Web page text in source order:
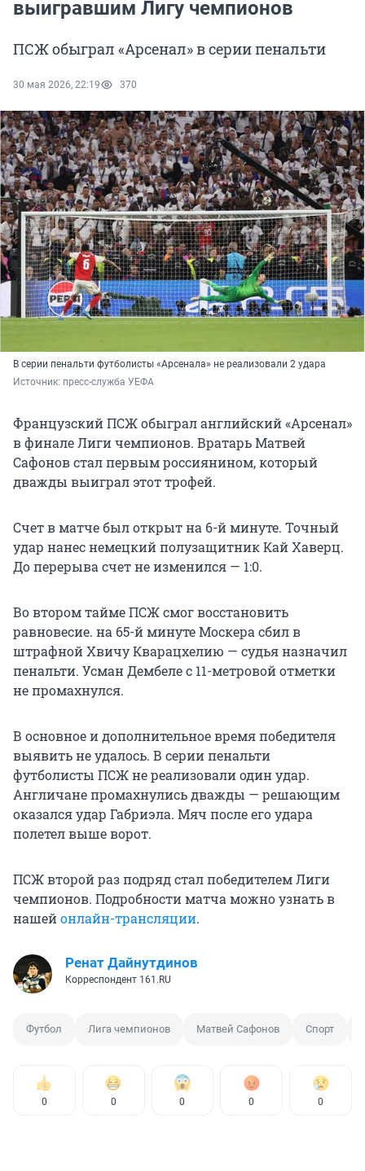
выигравшим Лигу чемпионов
ПСЖ обыграл «Арсенал» в серии пенальти
30 мая 2026, 22:19 370
В серии пенальти футболисты «Арсенала» не реализовали 2 удара
Источник: пресс-служба УЕФА
Французский ПСЖ обыграл английский «Арсенал»
в финале Лиги чемпионов. Вратарь Матвей
Сафонов стал первым россиянином, который
дважды выиграл этот трофей.
Счет в матче был открыт на 6-й минуте. Точный
удар нанес немецкий полузащитник Кай Хаверц.
До перерыва счет не изменился — 1:0.
Во втором тайме ПСЖ смог восстановить
равновесие. на 65-й минуте Москера сбил в
штрафной Хвичу Кварацхелию — судья назначил
пенальти. Усман Дембеле с 11-метровой отметки
не промахнулся.
В основное и дополнительное время победителя
выявить не удалось. В серии пенальти
футболисты ПСЖ не реализовали один удар.
Англичане промахнулись дважды — решающим
оказался удар Габриэла. Мяч после его удара
полетел выше ворот.
ПСЖ второй раз подряд стал победителем Лиги
чемпионов. Подробности матча можно узнать в
нашейонлайн-трансляции.
Ренат Дайнутдинов
Корреспондент 161.RU
Футбол Лига чемпионов Матвей Сафонов Спорт
0 0 0 0 0